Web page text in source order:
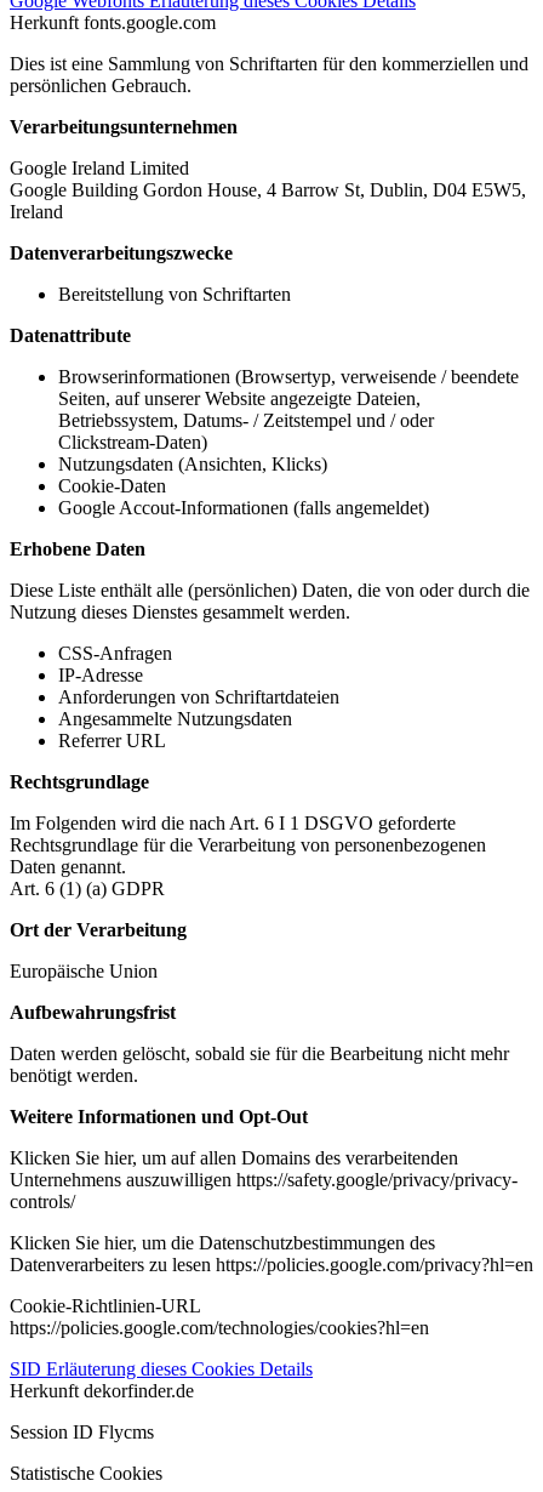
Herkunft fonts.google.com
Dies ist eine Sammlung von Schriftarten für den kommerziellen und
persönlichen Gebrauch.
Verarbeitungsunternehmen
Google Ireland Limited
Google Building Gordon House, 4 Barrow St, Dublin, D04 E5W5,
Ireland
Datenverarbeitungszwecke
Bereitstellung von Schriftarten
Datenattribute
Browserinformationen (Browsertyp, verweisende / beendete
Seiten, auf unserer Website angezeigte Dateien,
Betriebssystem, Datums- / Zeitstempel und / oder
Clickstream-Daten)
Nutzungsdaten (Ansichten, Klicks)
Cookie-Daten
Google Accout-Informationen (falls angemeldet)
Erhobene Daten
Diese Liste enthält alle (persönlichen) Daten, die von oder durch die
Nutzung dieses Dienstes gesammelt werden.
CSS-Anfragen
IP-Adresse
Anforderungen von Schriftartdateien
Angesammelte Nutzungsdaten
Referrer URL
Rechtsgrundlage
Im Folgenden wird die nach Art. 6 I 1 DSGVO geforderte
Rechtsgrundlage für die Verarbeitung von personenbezogenen
Daten genannt.
Art. 6 (1) (a) GDPR
Ort der Verarbeitung
Europäische Union
Aufbewahrungsfrist
Daten werden gelöscht, sobald sie für die Bearbeitung nicht mehr
benötigt werden.
Weitere Informationen und Opt-Out
Klicken Sie hier, um auf allen Domains des verarbeitenden
Unternehmens auszuwilligen https://safety.google/privacy/privacy-
controls/
Klicken Sie hier, um die Datenschutzbestimmungen des
Datenverarbeiters zu lesen https://policies.google.com/privacy?hl=en
Cookie-Richtlinien-URL
https://policies.google.com/technologies/cookies?hl=en
SID Erläuterung dieses Cookies Details
Herkunft dekorfinder.de
Session ID Flycms
Statistische Cookies